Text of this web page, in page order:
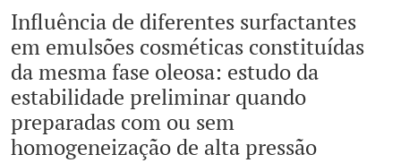
Influência de diferentes surfactantes
em emulsões cosméticas constituídas
da mesma fase oleosa: estudo da
estabilidade preliminar quando
preparadas com ou sem
homogeneização de alta pressão